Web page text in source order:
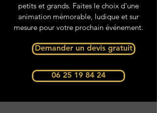
petits et grands. Faites le choix d'une
animation mémorable, ludique et sur
mesure pour votre prochain événement.
Demander un devis gratuit
06 25 19 84 24